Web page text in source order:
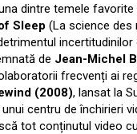
dintre temele
Sleep (La science des
de Jean-Michel
frecvenți ai
(2008), lansat la
centru de închirieri
tot conținutul video